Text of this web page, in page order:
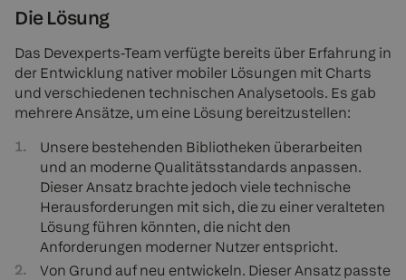
Die Lösung
Das Devexperts-Team verfügte bereits über Erfahrung in
der Entwicklung nativer mobiler Lösungen mit Charts
und verschiedenen technischen Analysetools. Es gab
mehrere Ansätze, um eine Lösung bereitzustellen:
Unsere bestehenden Bibliotheken überarbeiten
und an moderne Qualitätsstandards anpassen.
Dieser Ansatz brachte jedoch viele technische
Herausforderungen mit sich, die zu einer veralteten
Lösung führen könnten, die nicht den
Anforderungen moderner Nutzer entspricht.
Von Grund auf neu entwickeln. Dieser Ansatz passte